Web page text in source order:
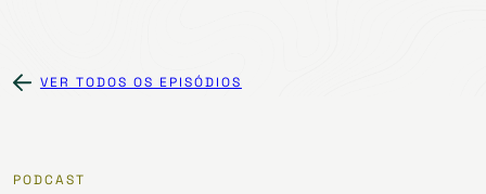
VER TODOS OS EPISÓDIOS
PODCAST